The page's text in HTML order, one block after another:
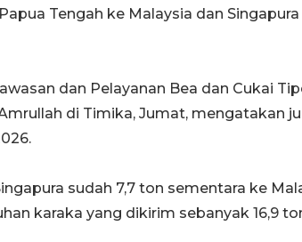
Tengah ke Malaysia dan
dan Pelayanan Bea dan Cukai
di Timika, Jumat, mengatakan
sudah 7,7 ton sementara ke
karaka yang dikirim sebanyak 16,9